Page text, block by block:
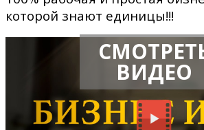
которой знают единицы!!!
ВИДЕО